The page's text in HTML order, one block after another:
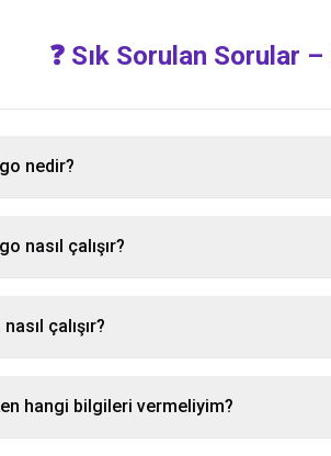
❓ Sık Sorulan Sorular –
nedir?
nasıl çalışır?
çalışır?
hangi bilgileri vermeliyim?